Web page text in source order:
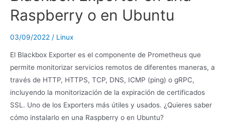
Raspberry o en Ubuntu
03/09/2022 / Linux
El Blackbox Exporter es el componente de Prometheus que
permite monitorizar servicios remotos de diferentes maneras, a
través de HTTP, HTTPS, TCP, DNS, ICMP (ping) o gRPC,
incluyendo la monitorización de la expiración de certificados
SSL. Uno de los Exporters más útiles y usados. ¿Quieres saber
cómo instalarlo en una Raspberry o en Ubuntu?